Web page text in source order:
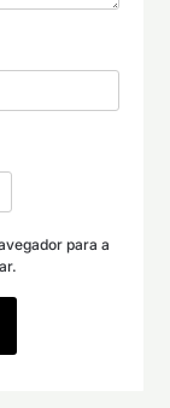
para a